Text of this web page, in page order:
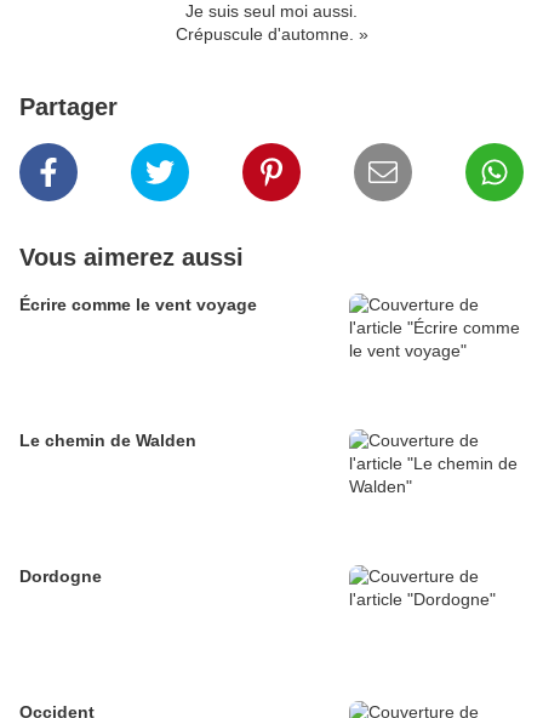
Je suis seul moi aussi.
Crépuscule d'automne. »
Partager
Vous aimerez aussi
Écrire comme le vent voyage
Le chemin de Walden
Dordogne
Occident